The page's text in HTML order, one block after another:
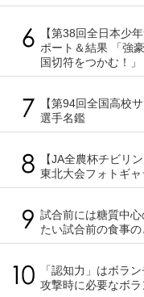
【第38回全日本少
ポート＆結果 「強
国切符をつかむ！」
【第94回全国高校
選手名鑑
【JA全農杯チビリ
東北大会フォトギャ
試合前には糖質中
たい試合前の食事
「認知力」はボラ
攻撃時に必要なボ